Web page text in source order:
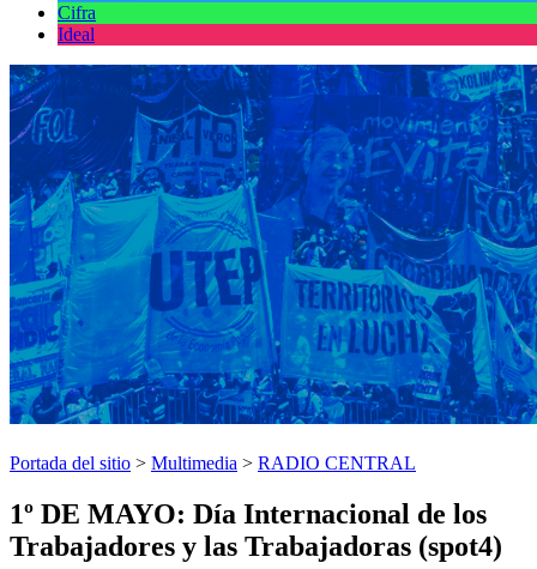
Cifra
Ideal
Portada del sitio > Multimedia > RADIO CENTRAL
1º DE MAYO: Día Internacional de los
Trabajadores y las Trabajadoras (spot4)